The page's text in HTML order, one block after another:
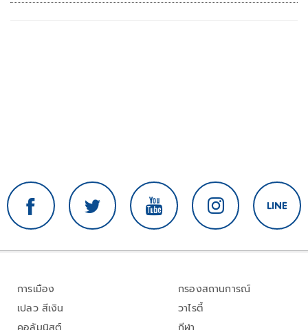
การเมือง
เปลว สีเงิน
กรองสถานการณ์
วาไรตี้